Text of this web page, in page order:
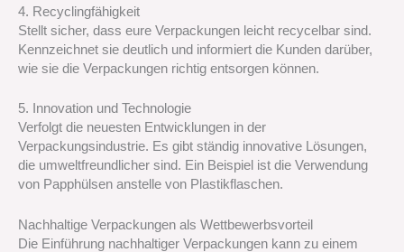
4. Recyclingfähigkeit
Stellt sicher, dass eure Verpackungen leicht recycelbar sind.
Kennzeichnet sie deutlich und informiert die Kunden darüber,
wie sie die Verpackungen richtig entsorgen können.
5. Innovation und Technologie
Verfolgt die neuesten Entwicklungen in der
Verpackungsindustrie. Es gibt ständig innovative Lösungen,
die umweltfreundlicher sind. Ein Beispiel ist die Verwendung
von Papphülsen anstelle von Plastikflaschen.
Nachhaltige Verpackungen als Wettbewerbsvorteil
Die Einführung nachhaltiger Verpackungen kann zu einem